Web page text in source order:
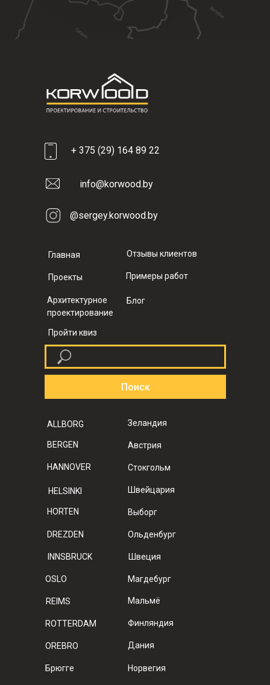
Главная
Проекты
Отзывы клиентов
Примеры работ
OSLO
REIMS
+ 375 (29) 164 89 22
info@korwood.by
ROTTERDAM
OREBRO
@sergey.korwood.by
Брюгге
Зеландия
Австрия
Стокгольм
Швейцария
Выборг
Ольденбург
Швеция
Магдебург
Мальмё
Финляндия
Дания
Норвегия
Архитектурное
проектирование
Пройти квиз
Поиск
Блог
ALLBORG
BERGEN
HANNOVER
HELSINKI
HORTEN
DREZDEN
INNSBRUCK